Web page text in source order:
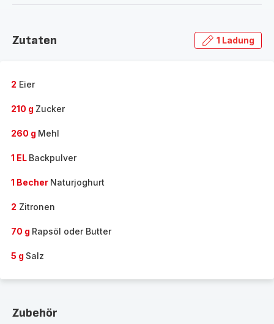
das
Zutaten 1 Ladung
2 Eier
210 g Zucker
260 g Mehl
1 EL Backpulver
1 Becher Naturjoghurt
2 Zitronen
70 g Rapsöl oder Butter
5 g Salz
Zubehör